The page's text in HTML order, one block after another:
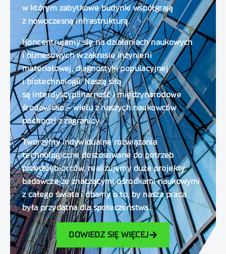
w którym zabytkowe budynki współgrają
z nowoczesną infrastrukturą.
Koncentrujemy się na działaniach naukowych
i biznesowych w zakresie inżynierii
materiałowej, diagnostyki populacyjnej
i biotechnologii. Naszą siłą
są interdyscyplinarność i międzynarodowe
środowisko – wielu z naszych naukowców
pochodzi z zagranicy.
Tworzymy indywidualne rozwiązania
technologiczne dostosowane do potrzeb
przedsiębiorców, realizujemy duże projekty
badawcze ze znaczącymi ośrodkami naukowymi
z całego świata i dbamy o to, by nasza praca
była przydatna dla społeczeństwa.
DOWIEDZ SIĘ WIĘCEJ